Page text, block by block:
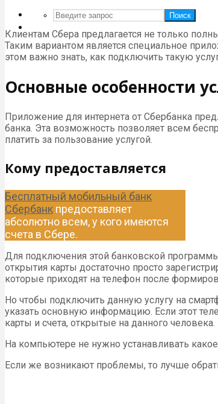
Поиск
Клиентам Сбера предлагается не только
Таким вариантом является специальное
этом важно знать, как подключить такую
Основные особенности
Приложение для интернета от Сбербанка
банка. Эта возможность позволяет всем
платить за пользование услугой.
Кому предоставляется
Бесплатный мобильный банк
Сбербанк предоставляет
абсолютно всем, у кого имеются
счета в Сбере.
Для подключения этой банковской
открытия карты достаточно просто
которые приходят на телефон после
Но чтобы подключить данную услугу на
указать основную информацию. Если этот
карты и счета, открытые на данного
На компьютере не нужно устанавливать
Если же возникают проблемы, то лучше